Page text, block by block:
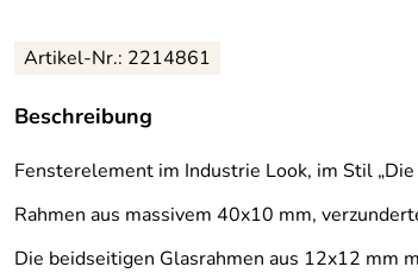
Artikel-Nr.: 2214861
Beschreibung
Fensterelement im Industrie Look, im Stil „Die
Rahmen aus massivem 40x10 mm,
Die beidseitigen Glasrahmen aus 12x12 mm